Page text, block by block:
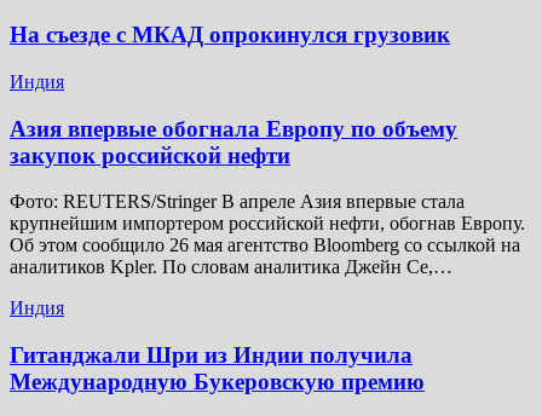
На съезде с МКАД опрокинулся грузовик
Индия
Азия впервые обогнала Европу по объему
закупок российской нефти
Фото: REUTERS/Stringer В апреле Азия впервые стала
крупнейшим импортером российской нефти, обогнав Европу.
Об этом сообщило 26 мая агентство Bloomberg со ссылкой на
аналитиков Kpler. По словам аналитика Джейн Се,…
Индия
Гитанджали Шри из Индии получила
Международную Букеровскую премию